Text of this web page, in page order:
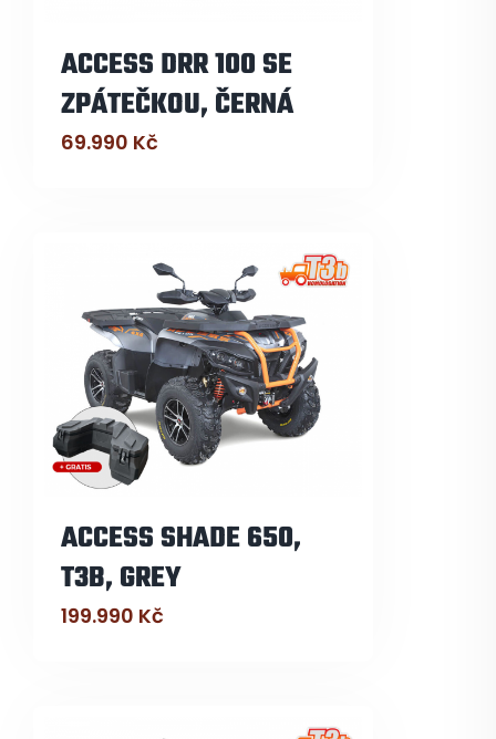
ACCESS DRR 100 SE
ZPÁTEČKOU, ČERNÁ
69.990 Kč
ACCESS SHADE 650,
T3B, GREY
199.990 Kč